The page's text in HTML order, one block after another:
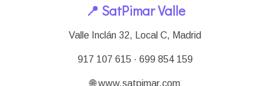
📍 SatPimar Valle
Valle Inclán 32, Local C, Madrid
917 107 615 · 699 854 159
🌐 www.satpimar.com